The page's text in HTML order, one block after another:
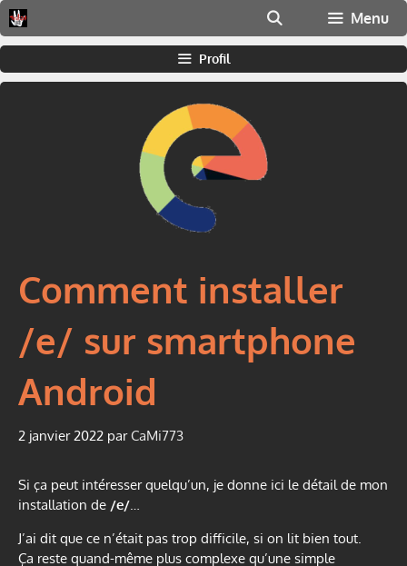
Aller
au
contenu
Menu
Profil
Comment installer
/e/ sur smartphone
Android
2 janvier 2022 parCaMi773
Si ça peut intéresser quelqu’un, je donne ici le détail de mon
installation de /e/
J’ai dit que ce n’était pas trop difficile, si on lit bien tout.
Ça reste quand-même plus complexe qu’une simple